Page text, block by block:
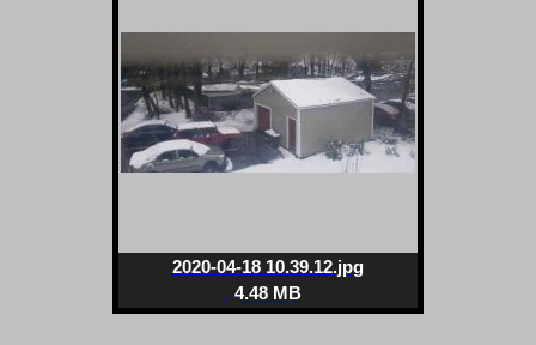
2020-04-18 10.39.12.jpg
4.48 MB